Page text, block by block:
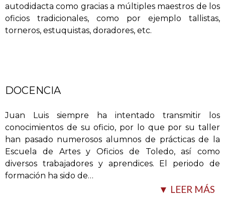
como dorador, utilizando las técnicas tradicionales del
Además de estas técnicas, realiza marmoleado graso y
magro, estucos con pigmentos naturales, así como la
fabricación de las propias pátinas que utiliza.
autodidacta como gracias a múltiples maestros de los
oficios tradicionales, como por ejemplo tallistas,
torneros, estuquistas, doradores, etc.
DOCENCIA
Juan Luis siempre ha intentado transmitir los
conocimientos de su oficio, por lo que por su taller
han pasado numerosos alumnos de prácticas de la
Escuela de Artes y Oficios de Toledo, así como
diversos trabajadores y aprendices. El periodo de
formación ha sido de…
▼ LEER MÁS